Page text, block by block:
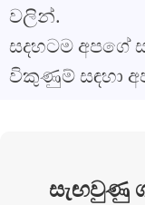
වලින්.
සදහටම අපගේ
විකුණුම් සඳහා
සැඟවුණු